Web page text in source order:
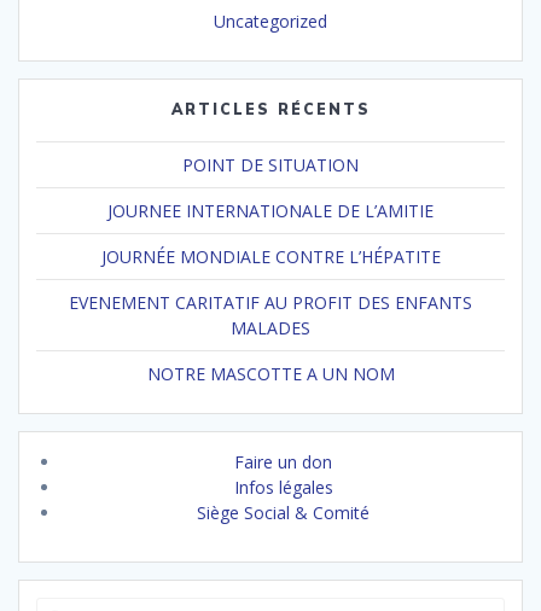
Uncategorized
ARTICLES RÉCENTS
POINT DE SITUATION
JOURNEE INTERNATIONALE DE L’AMITIE
JOURNÉE MONDIALE CONTRE L’HÉPATITE
EVENEMENT CARITATIF AU PROFIT DES ENFANTS
MALADES
NOTRE MASCOTTE A UN NOM
Faire un don
Infos légales
Siège Social & Comité